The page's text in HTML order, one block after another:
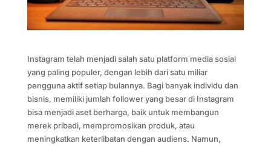
Instagram telah menjadi salah satu platform media sosial
yang paling populer, dengan lebih dari satu miliar
pengguna aktif setiap bulannya. Bagi banyak individu dan
bisnis, memiliki jumlah follower yang besar di Instagram
bisa menjadi aset berharga, baik untuk membangun
merek pribadi, mempromosikan produk, atau
meningkatkan keterlibatan dengan audiens. Namun,